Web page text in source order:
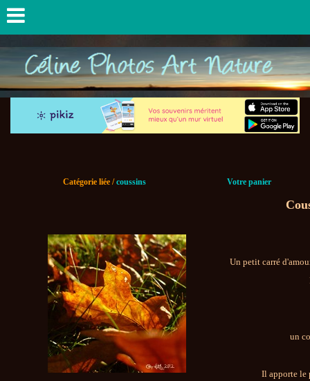
Catégorie liée /coussins Votre panier
Un petit carré
un
Il apporte le